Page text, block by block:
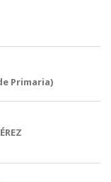
Primaria)